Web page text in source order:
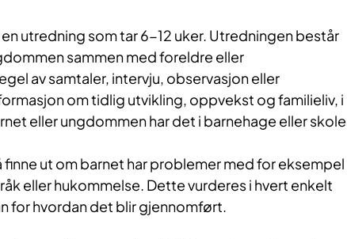
utredning som tar 6-12 uker. Utredningen består
sammen med foreldre eller
av samtaler, intervju, observasjon eller
om tidlig utvikling, oppvekst og familieliv, i
eller ungdommen har det i barnehage eller
ut om barnet har problemer med for eksempel
eller hukommelse. Dette vurderes i hvert enkelt
for hvordan det blir gjennomført.